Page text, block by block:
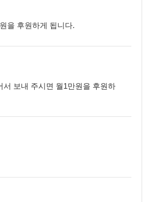
을 후원하게 됩니다.
서 보내 주시면 월1만원을 후원하